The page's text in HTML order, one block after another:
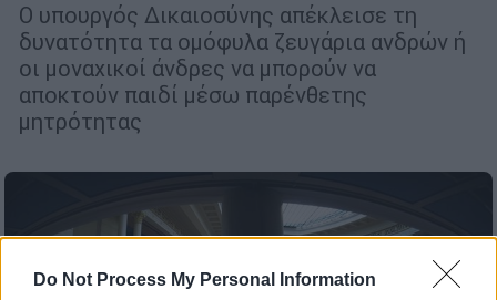
Do Not Process My Personal Information
Ο υπουργός Δικαιοσύνης απέκλεισε τη
δυνατότητα τα ομόφυλα ζευγάρια ανδρών ή
οι μοναχικοί άνδρες να μπορούν να
αποκτούν παιδί μέσω παρένθετης
μητρότητας